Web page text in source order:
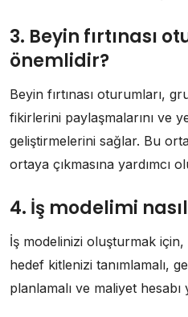
3. Beyin fırtınası
önemlidir?
Beyin fırtınası oturumları,
fikirlerini paylaşmalarını ve
geliştirmelerini sağlar. Bu
ortaya çıkmasına yardımcı
4. İş modelimi
İş modelinizi oluşturmak
hedef kitlenizi tanımlamalı,
planlamalı ve maliyet hesabı